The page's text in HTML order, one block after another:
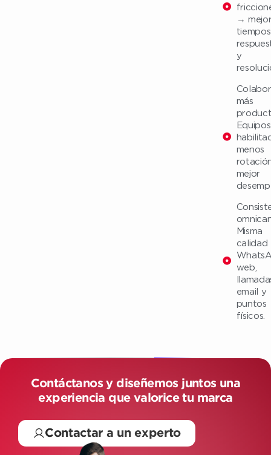
→
y
más
menos
mejor
Misma
calidad
web,
email y
puntos
físicos.
Contáctanos y diseñemos juntos una
experiencia que valorice tu marca
Contactar a un experto